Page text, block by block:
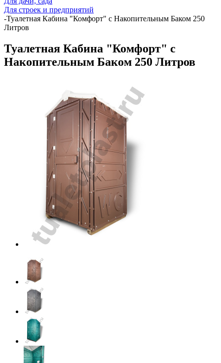
Для строек и предприятий
-Туалетная Кабина "Комфорт" с Накопительным Баком 250
Литров
Туалетная Кабина "Комфорт" с
Накопительным Баком 250 Литров